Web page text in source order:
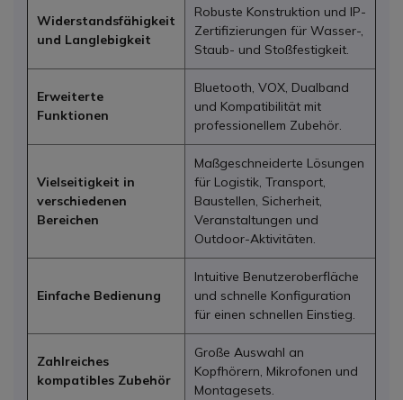
Widerstandsfähigkeit
und Langlebigkeit
Robuste Konstruktion und IP-
Zertifizierungen für Wasser-,
Staub- und Stoßfestigkeit.
Erweiterte
Funktionen
Bluetooth, VOX, Dualband
und Kompatibilität mit
professionellem Zubehör.
Vielseitigkeit in
verschiedenen
Bereichen
Maßgeschneiderte Lösungen
für Logistik, Transport,
Baustellen, Sicherheit,
Veranstaltungen und
Outdoor-Aktivitäten.
Einfache Bedienung
Intuitive Benutzeroberfläche
und schnelle Konfiguration
für einen schnellen Einstieg.
Zahlreiches
kompatibles Zubehör
Große Auswahl an
Kopfhörern, Mikrofonen und
Montagesets.